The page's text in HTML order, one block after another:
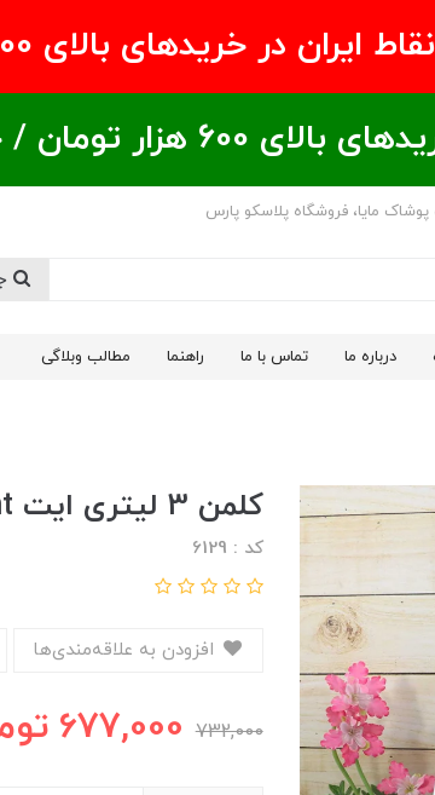
در خریدهای بالای ۵/950/000 تومان
بیشتر = تخفیف بیشتر
پوشاک مایا، فروشگاه پلاسکو پارس
درباره ما تماس با ما راهنما مطالب وبلاگی
کلمن 3 لیتری ایت eight
کد : 6129
732,000
677,000